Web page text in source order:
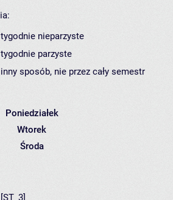
nieparzyste
parzyste
sposób, nie przez cały semestr
Poniedziałek
Wtorek
Środa